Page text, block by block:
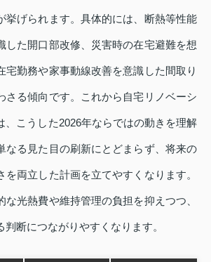
挙げられます。具体的には、断熱等性能
した開口部改修、災害時の在宅避難を想
宅勤務や家事動線改善を意識した間取り
さる傾向です。これから自宅リノベーシ
、こうした2026年ならではの動きを理解
なる見た目の刷新にとどまらず、将来の
を両立した計画を立てやすくなります。
な光熱費や維持管理の負担を抑えつつ、
判断につながりやすくなります。